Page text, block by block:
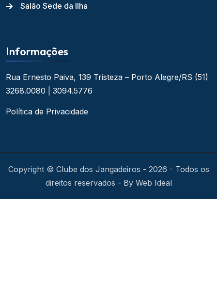
Salão Sede da Ilha
Informações
Rua Ernesto Paiva, 139 Tristeza – Porto Alegre/RS (51)
3268.0080 | 3094.5776
Política de Privacidade
Copyright © Clube dos Jangadeiros - 2026 - Todos os
direitos reservados - By Web Ideal